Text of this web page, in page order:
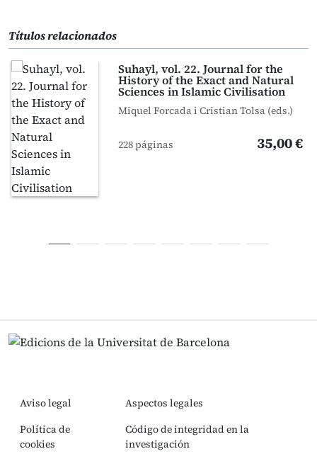
Títulos relacionados
Suhayl, vol. 22. Journal for the
History of the Exact and Natural
Sciences in Islamic Civilisation
Miquel Forcada i Cristian Tolsa (eds.)
228 páginas 35,00 €
Aviso legal
Política de
cookies
Aspectos legales
Código de integridad en la
investigación